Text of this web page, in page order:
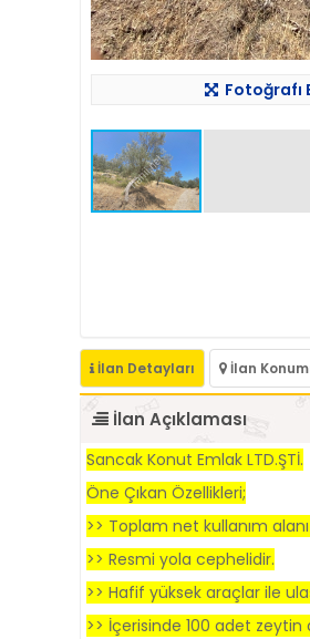
Fotoğrafı
İlan Detayları İlan
İlan Açıklaması
Sancak Konut Emlak LTD.ŞTİ.
Öne Çıkan Özellikleri;
>> Toplam net kullanım
>> Resmi yola cephelidir.
>> Hafif yüksek araçlar ile
>> İçerisinde 100 adet